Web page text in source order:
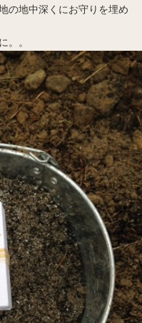
の地中深くにお守りを埋め
。。